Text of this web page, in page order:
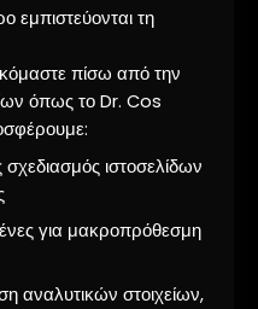
εμπιστεύονται τη
πίσω από την
όπως το Dr. Cos
σχεδιασμός ιστοσελίδων
για μακροπρόθεσμη
αναλυτικών στοιχείων,